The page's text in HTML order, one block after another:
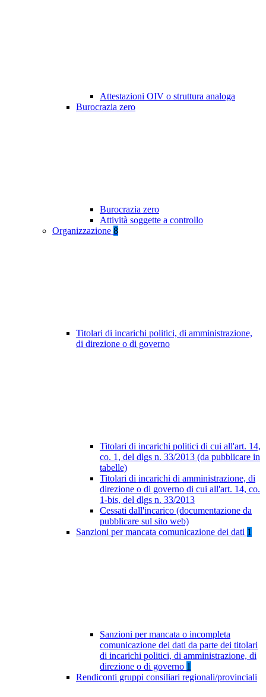
Attestazioni OIV o struttura analoga
Burocrazia zero
Burocrazia zero
Attività soggette a controllo
Organizzazione 8
Titolari di incarichi politici, di amministrazione,
di direzione o di governo
Titolari di incarichi politici di cui all'art. 14,
co. 1, del dlgs n. 33/2013 (da pubblicare in
tabelle)
Titolari di incarichi di amministrazione, di
direzione o di governo di cui all'art. 14, co.
1-bis, del dlgs n. 33/2013
Cessati dall'incarico (documentazione da
pubblicare sul sito web)
Sanzioni per mancata comunicazione dei dati 1
Sanzioni per mancata o incompleta
comunicazione dei dati da parte dei titolari
di incarichi politici, di amministrazione, di
direzione o di governo 1
Rendiconti gruppi consiliari regionali/provinciali